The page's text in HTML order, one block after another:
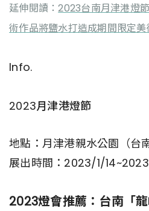
延伸閱讀：2023台南月津港燈
術作品將鹽水打造成期間限定
Info.
2023月津港燈節
地點：月津港親水公園（台
展出時間：2023/1/
2023燈會推薦：台南「龍